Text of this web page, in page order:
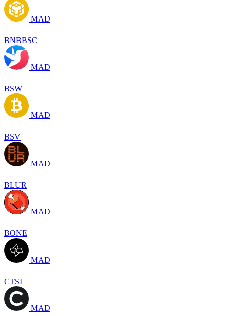
MAD
BNBBSC
MAD
BSW
MAD
BSV
MAD
BLUR
MAD
BONE
MAD
CTSI
MAD